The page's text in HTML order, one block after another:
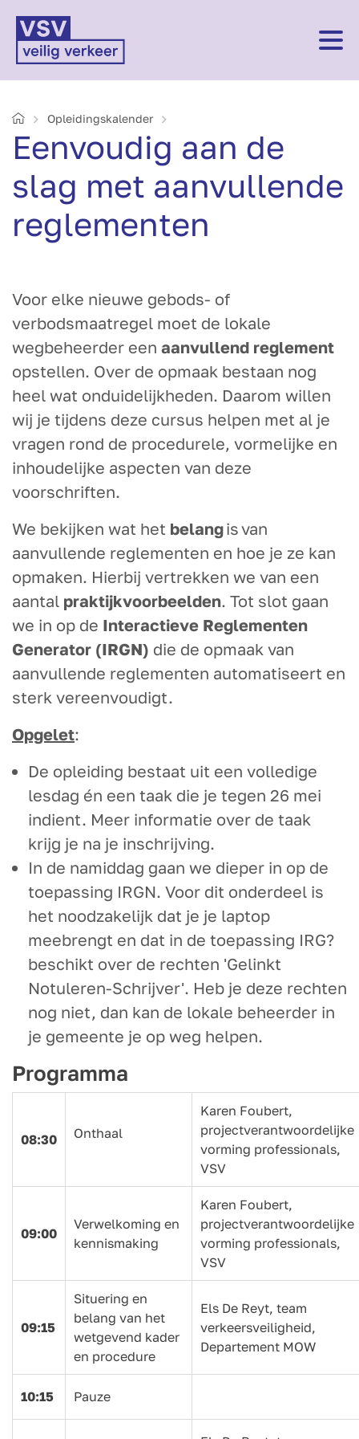
HomeOpleidings­kalender
Eenvoudig aan de
slag met aanvullende
reglementen
Voor elke nieuwe gebods- of
verbodsmaatregel moet de lokale
wegbeheerder een aanvullend reglement
opstellen. Over de opmaak bestaan nog
heel wat onduidelijkheden. Daarom willen
wij je tijdens deze cursus helpen met al je
vragen rond de procedurele, vormelijke en
inhoudelijke aspecten van deze
voorschriften.
We bekijken wat het belangis van
aanvullende reglementen en hoe je ze kan
opmaken. Hierbij vertrekken we van een
aantal praktijkvoorbeelden. Tot slot gaan
we in op de Interactieve Reglementen
Generator (IRGN) die de opmaak van
aanvullende reglementen automatiseert en
sterk vereenvoudigt.
Opgelet:
De opleiding bestaat uit een volledige
lesdag én een taak die je tegen 26 mei
indient. Meer informatie over de taak
krijg je na je inschrijving.
In de namiddag gaan we dieper in op de
toepassing IRGN. Voor dit onderdeel is
het noodzakelijk dat je je laptop
meebrengt en dat in de toepassing IRG?
beschikt over de rechten 'Gelinkt
Notuleren-Schrijver'. Heb je deze rechten
nog niet, dan kan de lokale beheerder in
je gemeente je op weg helpen.
Programma
08:30 Onthaal
Karen Foubert,
projectverantwoordelijke
vorming professionals,
VSV
09:00
Verwelkoming en
kennismaking
Karen Foubert,
projectverantwoordelijke
vorming professionals,
VSV
09:15
Situering en
belang van het
wetgevend kader
en procedure
Els De Reyt, team
verkeersveiligheid,
Departement MOW
10:15 Pauze